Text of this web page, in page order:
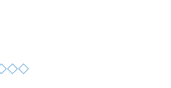
◇◇◇